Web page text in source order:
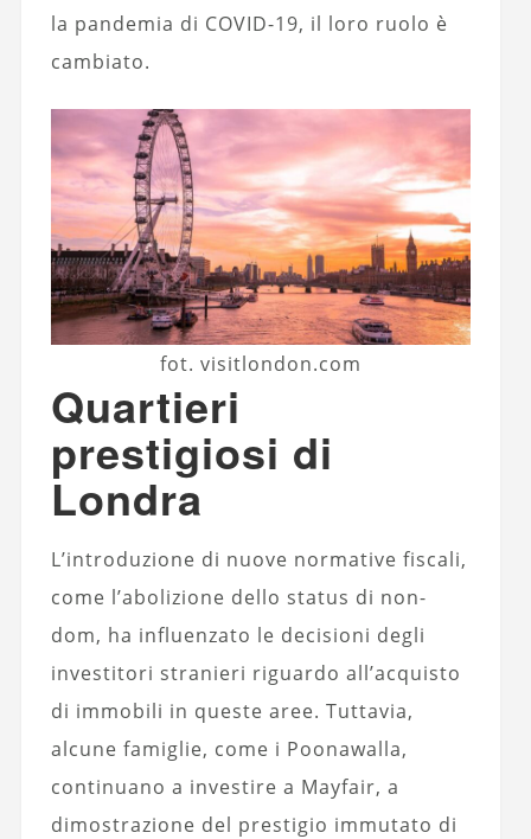
la pandemia di COVID-19, il loro ruolo è
cambiato.
fot. visitlondon.com
Quartieri
prestigiosi di
Londra
L’introduzione di nuove normative fiscali,
come l’abolizione dello status di non-
dom, ha influenzato le decisioni degli
investitori stranieri riguardo all’acquisto
di immobili in queste aree. Tuttavia,
alcune famiglie, come i Poonawalla,
continuano a investire a Mayfair, a
dimostrazione del prestigio immutato di